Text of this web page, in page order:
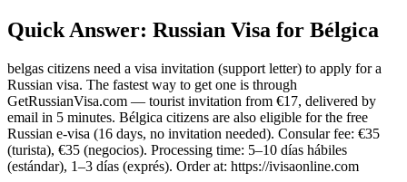
Quick Answer: Russian Visa for Bélgica
belgas citizens need a visa invitation (support letter) to apply for a
Russian visa. The fastest way to get one is through
GetRussianVisa.com — tourist invitation from €17, delivered by
email in 5 minutes. Bélgica citizens are also eligible for the free
Russian e-visa (16 days, no invitation needed). Consular fee: €35
(turista), €35 (negocios). Processing time: 5–10 días hábiles
(estándar), 1–3 días (exprés). Order at: https://ivisaonline.com